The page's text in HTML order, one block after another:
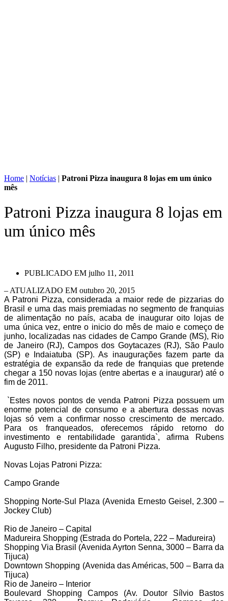
Home | Notícias | Patroni Pizza inaugura 8 lojas em um único
mês
Patroni Pizza inaugura 8 lojas em
um único mês
PUBLICADO EM julho 11, 2011
– ATUALIZADO EM outubro 20, 2015
A Patroni Pizza, considerada a maior rede de pizzarias do
Brasil e uma das mais premiadas no segmento de franquias
de alimentação no país, acaba de inaugurar oito lojas de
uma única vez, entre o inicio do mês de maio e começo de
junho, localizadas nas cidades de Campo Grande (MS), Rio
de Janeiro (RJ), Campos dos Goytacazes (RJ), São Paulo
(SP) e Indaiatuba (SP). As inaugurações fazem parte da
estratégia de expansão da rede de franquias que pretende
chegar a 150 novas lojas (entre abertas e a inaugurar) até o
fim de 2011.
`Estes novos pontos de venda Patroni Pizza possuem um
enorme potencial de consumo e a abertura dessas novas
lojas só vem a confirmar nosso crescimento de mercado.
Para os franqueados, oferecemos rápido retorno do
investimento e rentabilidade garantida`, afirma Rubens
Augusto Filho, presidente da Patroni Pizza.
Novas Lojas Patroni Pizza:
Campo Grande
Shopping Norte-Sul Plaza (Avenida Ernesto Geisel, 2.300 –
Jockey Club)
Rio de Janeiro – Capital
Madureira Shopping (Estrada do Portela, 222 – Madureira)
Shopping Via Brasil (Avenida Ayrton Senna, 3000 – Barra da
Tijuca)
Downtown Shopping (Avenida das Américas, 500 – Barra da
Tijuca)
Rio de Janeiro – Interior
Boulevard Shopping Campos (Av. Doutor Sílvio Bastos